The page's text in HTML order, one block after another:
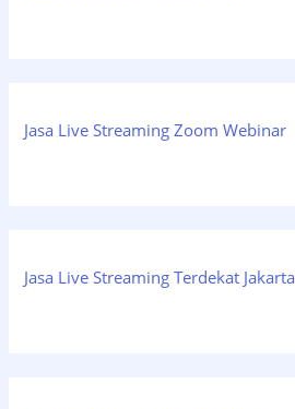
Jasa Live Streaming Zoom Webinar
Jasa Live Streaming Terdekat Jakarta